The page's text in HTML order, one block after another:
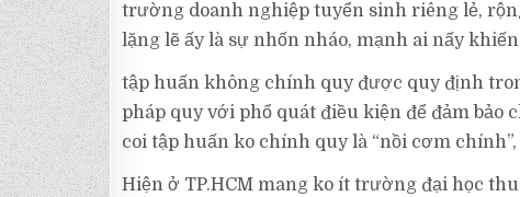
trường doanh nghiệp tuyển sinh riêng lẻ,
lặng lẽ ấy là sự nhốn nháo, mạnh ai nấy
tập huấn không chính quy được quy định
pháp quy với phổ quát điều kiện để đảm bảo
coi tập huấn ko chính quy là “nồi cơm
Hiện ở TP.HCM mang ko ít trường đại học